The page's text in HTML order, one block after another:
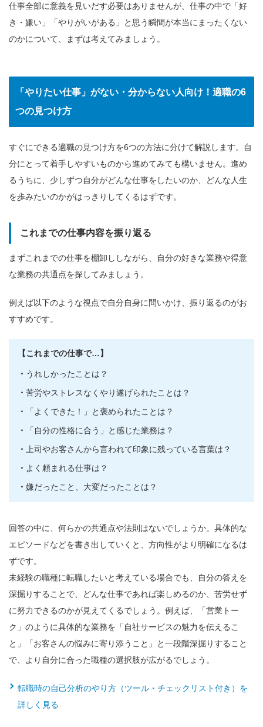
仕事全部に意義を見いだす必要はありませんが、仕事の中で「好
き・嫌い」「やりがいがある」と思う瞬間が本当にまったくない
のかについて、まずは考えてみましょう。
「やりたい仕事」がない・分からない人向け！適職の6
つの見つけ方
すぐにできる適職の見つけ方を6つの方法に分けて解説します。自
分にとって着手しやすいものから進めてみても構いません。進め
るうちに、少しずつ自分がどんな仕事をしたいのか、どんな人生
を歩みたいのかがはっきりしてくるはずです。
これまでの仕事内容を振り返る
まずこれまでの仕事を棚卸ししながら、自分の好きな業務や得意
な業務の共通点を探してみましょう。
例えば以下のような視点で自分自身に問いかけ、振り返るのがお
すすめです。
【これまでの仕事で…】
うれしかったことは？
苦労やストレスなくやり遂げられたことは？
「よくできた！」と褒められたことは？
「自分の性格に合う」と感じた業務は？
上司やお客さんから言われて印象に残っている言葉は？
よく頼まれる仕事は？
嫌だったこと、大変だったことは？
回答の中に、何らかの共通点や法則はないでしょうか。具体的な
エピソードなどを書き出していくと、方向性がより明確になるは
ずです。
未経験の職種に転職したいと考えている場合でも、自分の答えを
深掘りすることで、どんな仕事であれば楽しめるのか、苦労せず
に努力できるのかが見えてくるでしょう。例えば、「営業トー
ク」のように具体的な業務を「自社サービスの魅力を伝えるこ
と」「お客さんの悩みに寄り添うこと」と一段階深掘りすること
で、より自分に合った職種の選択肢が広がるでしょう。
転職時の自己分析のやり方（ツール・チェックリスト付き）を
詳しく見る